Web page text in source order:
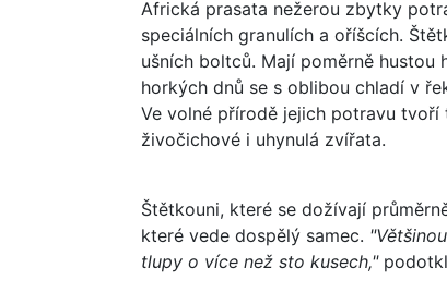
Africká prasata nežerou zbytky
speciálních granulích a oříšcích.
ušních boltců. Mají poměrně
horkých dnů se s oblibou chladí v
Ve volné přírodě jejich potravu
živočichové i uhynulá zvířata.
Štětkouni, které se dožívají
které vede dospělý samec.
tlupy o více než sto kusech,"